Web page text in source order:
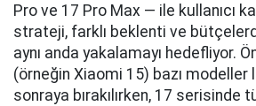
Pro ve 17 Pro Max — ile kullanıcı
strateji, farklı beklenti ve
aynı anda yakalamayı hedefliyor.
(örneğin Xiaomi 15) bazı modeller
sonraya bırakılırken, 17 serisinde